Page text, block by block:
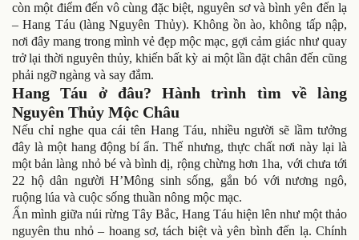
còn một điểm đến vô cùng đặc biệt, nguyên sơ và bình yên đến lạ
– Hang Táu (làng Nguyên Thủy). Không ồn ào, không tấp nập,
nơi đây mang trong mình vẻ đẹp mộc mạc, gợi cảm giác như quay
trở lại thời nguyên thủy, khiến bất kỳ ai một lần đặt chân đến cũng
phải ngỡ ngàng và say đắm.
Hang Táu ở đâu? Hành trình tìm về làng
Nguyên Thủy Mộc Châu
Nếu chỉ nghe qua cái tên Hang Táu, nhiều người sẽ lầm tưởng
đây là một hang động bí ẩn. Thế nhưng, thực chất nơi này lại là
một bản làng nhỏ bé và bình dị, rộng chừng hơn 1ha, với chưa tới
22 hộ dân người H’Mông sinh sống, gắn bó với nương ngô,
ruộng lúa và cuộc sống thuần nông mộc mạc.
Ẩn mình giữa núi rừng Tây Bắc, Hang Táu hiện lên như một thảo
nguyên thu nhỏ – hoang sơ, tách biệt và yên bình đến lạ. Chính